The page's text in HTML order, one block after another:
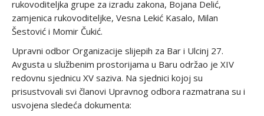
rukovoditeljka grupe za izradu zakona, Bojana Delić,
zamjenica rukovoditeljke, Vesna Lekić Kasalo, Milan
Šestović i Momir Čukić.
Upravni odbor Organizacije slijepih za Bar i Ulcinj 27.
Avgusta u službenim prostorijama u Baru održao je XIV
redovnu sjednicu XV saziva. Na sjednici kojoj su
prisustvovali svi članovi Upravnog odbora razmatrana su i
usvojena sledeća dokumenta: